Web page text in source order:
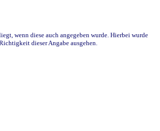
wenn diese auch angegeben wurde. Hierbei wurde
dieser Angabe ausgehen.